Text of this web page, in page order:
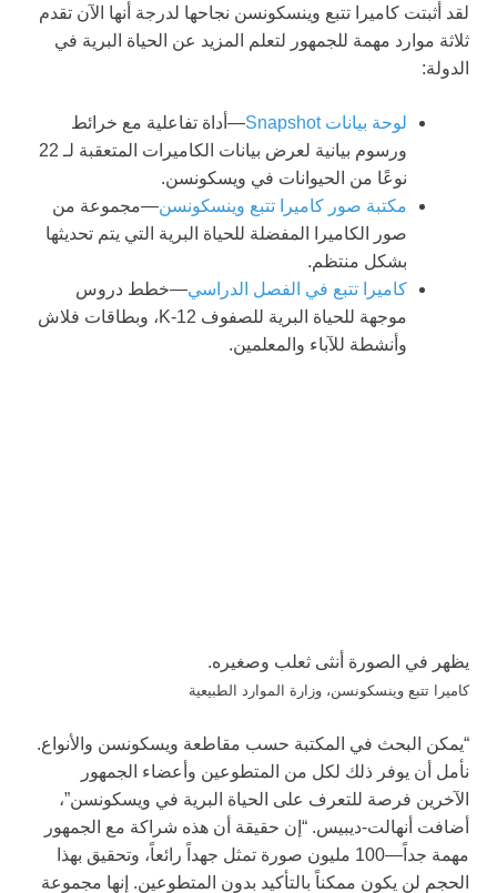
لقد أثبتت كاميرا تتبع وينسكونسن نجاحها لدرجة أنها الآن تقدم
ثلاثة موارد مهمة للجمهور لتعلم المزيد عن الحياة البرية في
الدولة:
لوحة بيانات Snapshot
—أداة تفاعلية مع خرائط
ورسوم بيانية لعرض بيانات الكاميرات المتعقبة لـ 22
نوعًا من الحيوانات في ويسكونسن.
مكتبة صور كاميرا تتبع وينسكونسن—مجموعة من
صور الكاميرا المفضلة للحياة البرية التي يتم تحديثها
بشكل منتظم.
كاميرا تتبع في الفصل الدراسي—خطط دروس
موجهة للحياة البرية للصفوف K-12، وبطاقات فلاش
وأنشطة للآباء والمعلمين.
يظهر في الصورة أنثى ثعلب وصغيره.
كاميرا تتبع وينسكونسن، وزارة الموارد الطبيعية
“يمكن البحث في المكتبة حسب مقاطعة ويسكونسن والأنواع.
نأمل أن يوفر ذلك لكل من المتطوعين وأعضاء الجمهور
الآخرين فرصة للتعرف على الحياة البرية في ويسكونسن”،
أضافت أنهالت-ديبيس. “إن حقيقة أن هذه شراكة مع الجمهور
مهمة جداً—100 مليون صورة تمثل جهداً رائعاً، وتحقيق بهذا
الحجم لن يكون ممكناً بالتأكيد بدون المتطوعين. إنها مجموعة